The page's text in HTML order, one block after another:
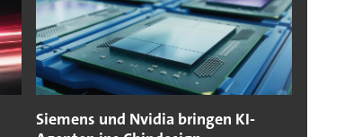
Siemens und Nvidia bringen KI-